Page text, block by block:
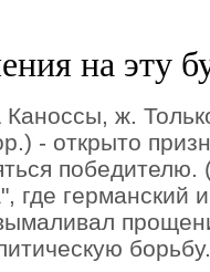
на эту
ж.
- открыто
победителю.
где германский